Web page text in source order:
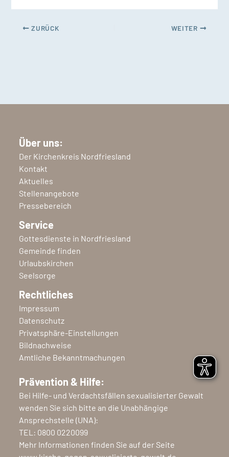
ZURÜCK WEITER
Über uns:
Der Kirchenkreis Nordfriesland
Kontakt
Aktuelles
Stellenangebote
Pressebereich
Service
Gottesdienste in Nordfriesland
Gemeinde finden
Urlaubskirchen
Seelsorge
Rechtliches
Impressum
Datenschutz
Privatsphäre-Einstellungen
Bildnachweise
Amtliche Bekanntmachungen
Prävention & Hilfe:
Bei Hilfe- und Verdachtsfällen sexualisierter Gewalt
wenden Sie sich bitte an die Unabhängige
Ansprechstelle (UNA):
TEL: 0800 0220099
Mehr Informationen finden Sie auf der Seite